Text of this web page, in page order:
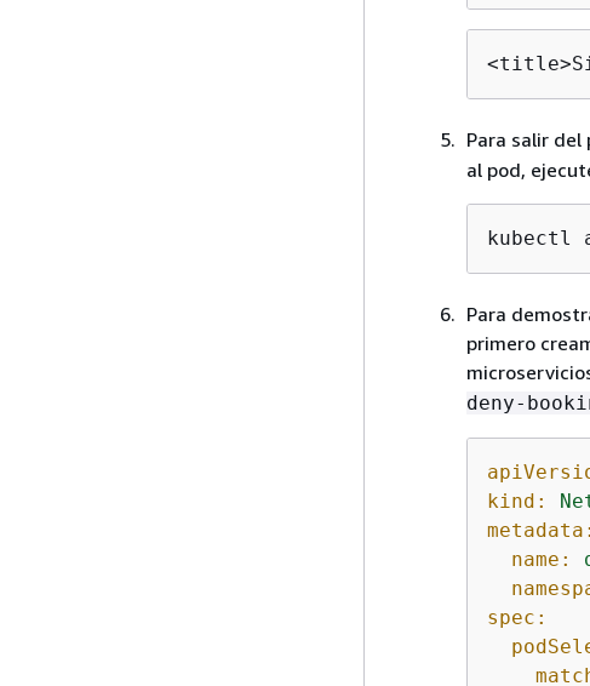
Para salir del
al pod,
kubectl
Para
primero
deny-
kind:
metadata:
name:
spec: